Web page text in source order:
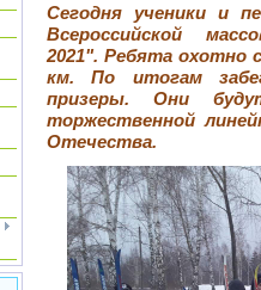
Сегодня ученики и
Всероссийской
2021". Ребята охотно
км. По итогам
призеры. Они
торжественной
Отечества.